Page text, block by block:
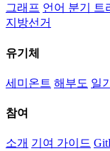
그래프 언어 분기 트
지방선거
유기체
세미온트 해부도 일기
참여
소개 기여 가이드